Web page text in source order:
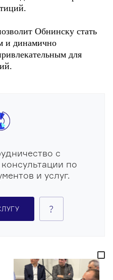
Обнинску стать
и динамично
для
с
по
и услуг.